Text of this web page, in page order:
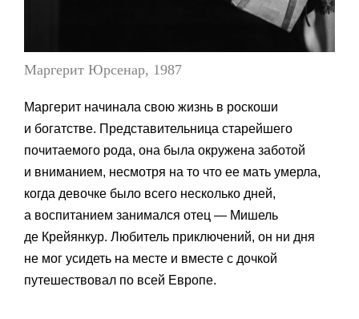
Маргерит Юрсенар, 1987
Маргерит начинала свою жизнь в роскоши
и богатстве. Представительница старейшего
почитаемого рода, она была окружена заботой
и вниманием, несмотря на то что ее мать умерла,
когда девочке было всего несколько дней,
а воспитанием занимался отец — Мишель
де Крейянкур. Любитель приключений, он ни дня
не мог усидеть на месте и вместе с дочкой
путешествовал по всей Европе.